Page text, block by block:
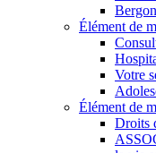
Élément de
Votre
Élément de
Droits